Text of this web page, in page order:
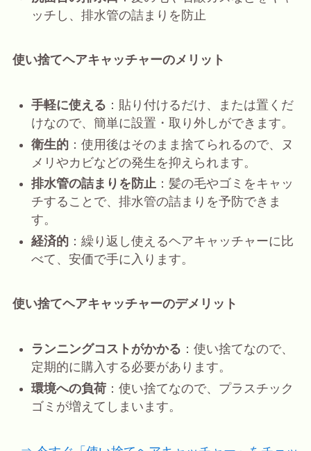
ッチし、排水管の詰まりを防止
使い捨てヘアキャッチャーのメリット
手軽に使える ：貼り付けるだけ、または置くだ
けなので、簡単に設置・取り外しができます。
衛生的：使用後はそのまま捨てられるので、ヌ
メリやカビなどの発生を抑えられます。
排水管の詰まりを防止：髪の毛やゴミをキャッ
チすることで、排水管の詰まりを予防できま
す。
経済的：繰り返し使えるヘアキャッチャーに比
べて、安価で手に入ります。
使い捨てヘアキャッチャーのデメリット
ランニングコストがかかる ：使い捨てなので、
定期的に購入する必要があります。
環境への負荷：使い捨てなので、プラスチック
ゴミが増えてしまいます。